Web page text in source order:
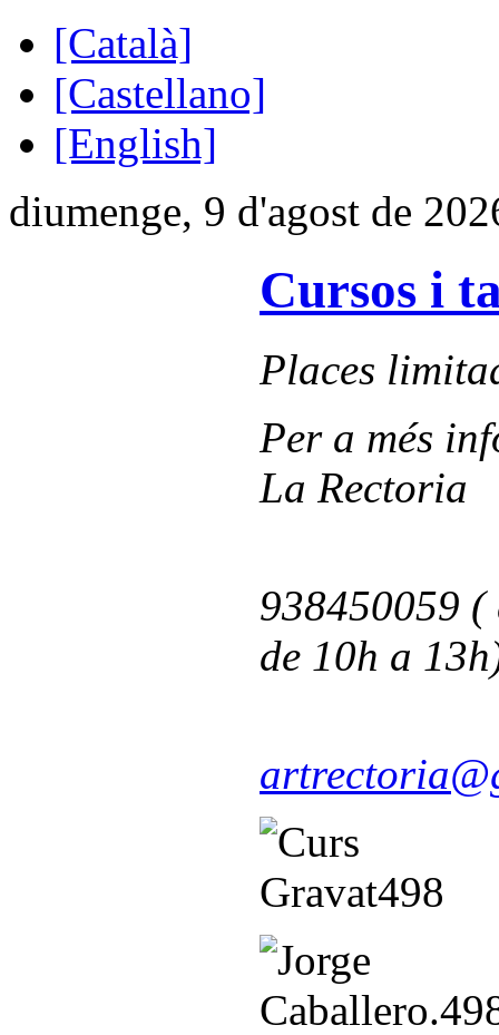
[Català]
[Castellano]
[English]
diumenge, 9 d'agost de
Cursos i
Places
Per a més
La Rectoria
938450059 (
de 10h a